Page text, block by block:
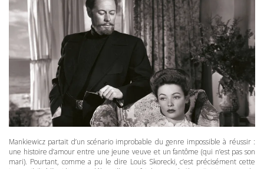
Mankiewicz partait d’un scénario improbable du genre impossible à réussir :
une histoire d’amour entre une jeune veuve et un fantôme (qui n’est pas son
mari). Pourtant, comme a pu le dire Louis Skorecki, c’est précisément cette